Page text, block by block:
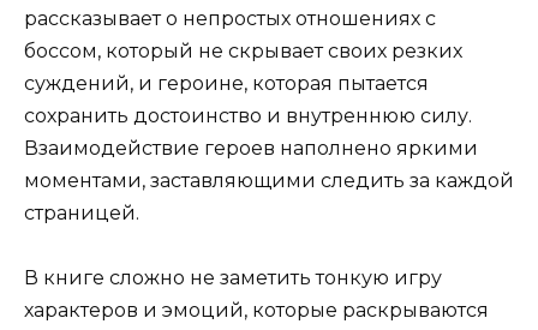
рассказывает о непростых отношениях с
боссом, который не скрывает своих резких
суждений, и героине, которая пытается
сохранить достоинство и внутреннюю силу.
Взаимодействие героев наполнено яркими
моментами, заставляющими следить за каждой
страницей.
В книге сложно не заметить тонкую игру
характеров и эмоций, которые раскрываются